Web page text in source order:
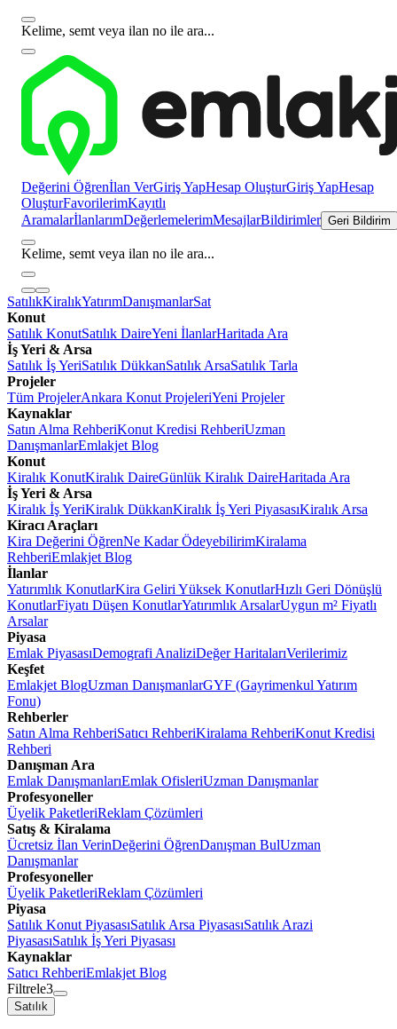
Kelime, semt veya ilan no ile ara...
Değerini Öğrenİlan VerGiriş YapHesap OluşturGiriş YapHesap
OluşturFavorilerimKayıtlı
AramalarİlanlarımDeğerlemelerimMesajlarBildirimler Geri Bildirim
Kelime, semt veya ilan no ile ara...
SatılıkKiralıkYatırımDanışmanlarSat
Konut
Satılık KonutSatılık DaireYeni İlanlarHaritada Ara
İş Yeri & Arsa
Satılık İş YeriSatılık DükkanSatılık ArsaSatılık Tarla
Projeler
Tüm ProjelerAnkara Konut ProjeleriYeni Projeler
Kaynaklar
Satın Alma RehberiKonut Kredisi RehberiUzman
DanışmanlarEmlakjet Blog
Konut
Kiralık KonutKiralık DaireGünlük Kiralık DaireHaritada Ara
İş Yeri & Arsa
Kiralık İş YeriKiralık DükkanKiralık İş Yeri PiyasasıKiralık Arsa
Kiracı Araçları
Kira Değerini ÖğrenNe Kadar ÖdeyebilirimKiralama
RehberiEmlakjet Blog
İlanlar
Yatırımlık KonutlarKira Geliri Yüksek KonutlarHızlı Geri Dönüşlü
KonutlarFiyatı Düşen KonutlarYatırımlık ArsalarUygun m² Fiyatlı
Arsalar
Piyasa
Emlak PiyasasıDemografi AnaliziDeğer HaritalarıVerilerimiz
Keşfet
Emlakjet BlogUzman DanışmanlarGYF (Gayrimenkul Yatırım
Fonu)
Rehberler
Satın Alma RehberiSatıcı RehberiKiralama RehberiKonut Kredisi
Rehberi
Danışman Ara
Emlak DanışmanlarıEmlak OfisleriUzman Danışmanlar
Profesyoneller
Üyelik PaketleriReklam Çözümleri
Satış & Kiralama
Ücretsiz İlan VerinDeğerini ÖğrenDanışman BulUzman
Danışmanlar
Profesyoneller
Üyelik PaketleriReklam Çözümleri
Piyasa
Satılık Konut PiyasasıSatılık Arsa PiyasasıSatılık Arazi
PiyasasıSatılık İş Yeri Piyasası
Kaynaklar
Satıcı RehberiEmlakjet Blog
Filtrele3
Satılık